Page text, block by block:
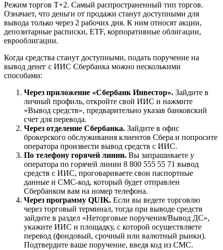
Режим торгов Т+2. Самый распространенный тип торгов.
Означает, что деньги от продажи станут доступными для
вывода только через 2 рабочих дня. К ним относят акции,
депозитарные расписки, ETF, корпоративные облигации,
еврооблигации.
Когда средства станут доступными, подать поручение на
вывод денег с ИИС Сбербанка можно несколькими
способами:
Через приложение «Сбербанк Инвестор». Зайдите в
личный профиль, откройте свой ИИС и нажмите
«Вывод средств», предварительно указав банковский
счет для перевода.
Через отделение Сбербанка. Зайдите в офис
брокерского обслуживания клиентов Сбера и попросите
оператора произвести вывод средств с ИИС.
По телефону горячей линии. Вы запрашиваете у
оператора по горячей линии 8 800 555 55 71 вывод
средств с ИИС, проговариваете свои паспортные
данные и СМС-код, который будет отправлен
Сбербанком вам на номер телефона.
Через программу QUIK. Если вы ведете торговлю
через торговый терминал, тогда при выводе средств
зайдите в раздел «Неторговые поручения/Вывод ДС»,
укажите ИИС и площадку, с которой осуществляете
перевод (фондовый, срочный или валютный рынки).
Подтвердите ваше поручение, введя код из СМС.